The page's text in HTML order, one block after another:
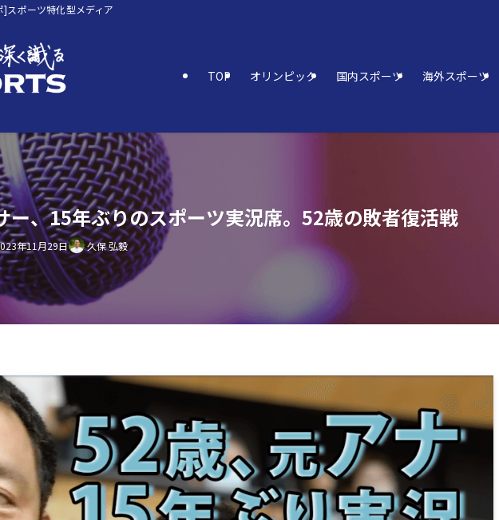
スポーツ特化型メディア
TOP オリンピック 国内スポーツ 海外スポーツ
ー、15年ぶりのスポーツ実況席。52歳の敗者復活戦
年11月29日 久保 弘毅